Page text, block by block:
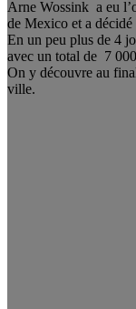
Arne Wossink a eu
de Mexico et a décidé
En un peu plus de 4
avec un total de 7
On y découvre au
ville.